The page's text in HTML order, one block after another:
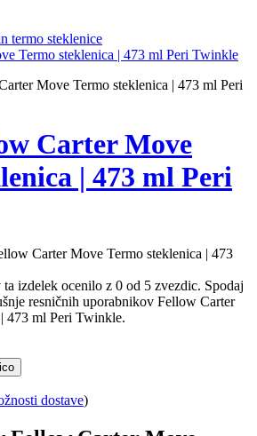
termo steklenice
Termo steklenica | 473 ml Peri Twinkle
Carter Move
| 473 ml Peri
Carter Move Termo steklenica | 473
izdelek ocenilo z 0 od 5 zvezdic. Spodaj
resničnih uporabnikov Fellow Carter
473 ml Peri Twinkle.
dostave)